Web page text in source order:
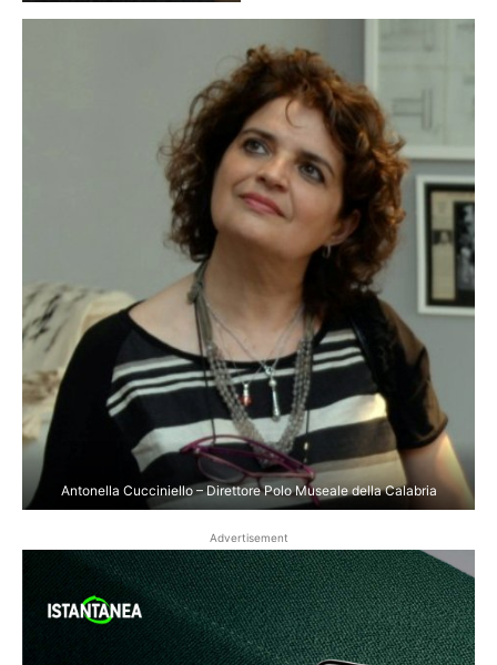
Antonella Cucciniello – Direttore Polo Museale della Calabria
Advertisement